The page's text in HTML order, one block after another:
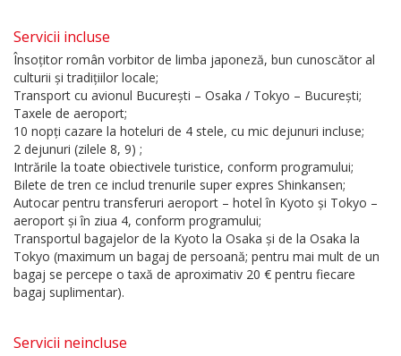
Servicii incluse
Însoțitor român vorbitor de limba japoneză, bun cunoscător al
culturii și tradițiilor locale;
Transport cu avionul București – Osaka / Tokyo – București;
Taxele de aeroport;
10 nopți cazare la hoteluri de 4 stele, cu mic dejunuri incluse;
2 dejunuri (zilele 8, 9) ;
Intrările la toate obiectivele turistice, conform programului;
Bilete de tren ce includ trenurile super expres Shinkansen;
Autocar pentru transferuri aeroport – hotel în Kyoto și Tokyo –
aeroport și în ziua 4, conform programului;
Transportul bagajelor de la Kyoto la Osaka și de la Osaka la
Tokyo (maximum un bagaj de persoană; pentru mai mult de un
bagaj se percepe o taxă de aproximativ 20 € pentru fiecare
bagaj suplimentar).
Servicii neincluse